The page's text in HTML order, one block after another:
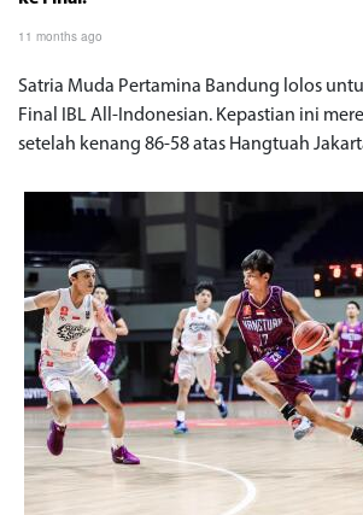
11 months ago
Satria Muda Pertamina Bandung lolos
Final IBL All-Indonesian. Kepastian ini
setelah kenang 86-58 atas Hangtuah